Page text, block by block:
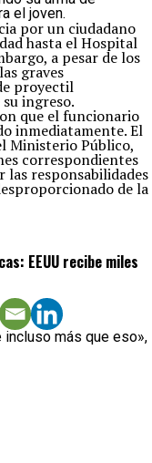
el joven.
por un ciudadano
hasta el Hospital
a pesar de los
graves
proyectil
ingreso.
que el funcionario
inmediatamente. El
Ministerio Público,
correspondientes
las responsabilidades
de la
EEUU recibe miles
más que eso»,